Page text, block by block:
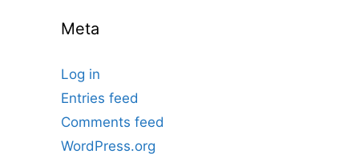
Meta
Log in
Entries feed
Comments feed
WordPress.org